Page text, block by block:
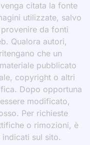
citata la fonte
utilizzate, salvo
da fonti
Qualora autori,
che un
pubblicato
copyright o altri
Dopo opportuna
modificato,
Per richieste
o rimozioni, è
sul sito.